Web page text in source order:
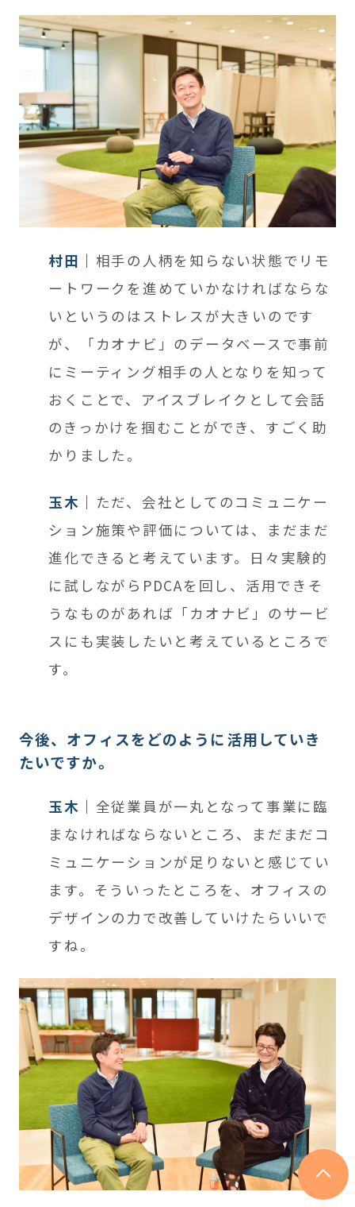
村田
相手の人柄を知らない状態でリモ
ートワークを進めていかなければならな
いというのはストレスが大きいのです
が、「カオナビ」のデータベースで事前
にミーティング相手の人となりを知って
おくことで、アイスブレイクとして会話
のきっかけを掴むことができ、すごく助
かりました。
玉木
ただ、会社としてのコミュニケー
ション施策や評価については、まだまだ
進化できると考えています。日々実験的
に試しながらPDCAを回し、活用できそ
うなものがあれば「カオナビ」のサービ
スにも実装したいと考えているところで
す。
今後、オフィスをどのように活用していき
たいですか。
玉木
全従業員が一丸となって事業に臨
まなければならないところ、まだまだコ
ミュニケーションが足りないと感じてい
ます。そういったところを、オフィスの
デザインの力で改善していけたらいいで
すね。